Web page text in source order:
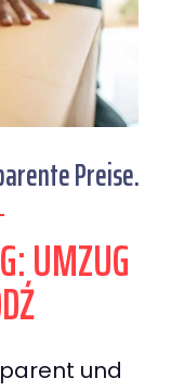
Preise.
UMZUG
und